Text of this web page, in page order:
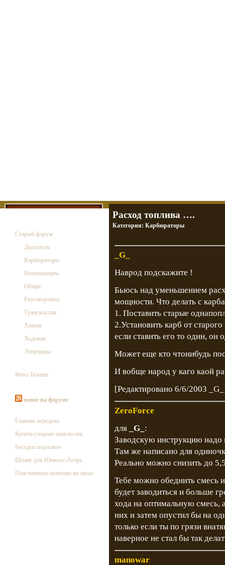
Старый форум
Двигатель
Карбюраторы
Начинающим
Общие
Разговорчики
Трансмиссия
Химия
Ходовая
Электрика
Фото Тюнинг
новое на форуме
Главная передача.
Купить сэндвич панели ппс
Беседки под ключ
Шланг для Юнилос-Астра
Пластиковые понтоны на заказ
Расход топлива ….
Категория: Карбюраторы
_G_
Наврод подскажите !
Бьюсь над уменьшением
мощности. Что делать с
1. Поставить старые
2.Установить карб от
если ставить его то один, он
Может еще кто чтонибудь
И вобще народ у каго каой
[Редактировано 6/6/2003
ZeroForce
для
_G_ :
Заводскую инструкцию надо
Там же написано для
Реально можно снизить до
Тебе можно обеднить смесь
будет заводиться и больше
хода на оптимальную смесь,
них и затем опустил бы на
только если ты по грязи
наверное не стал бы так
manowar